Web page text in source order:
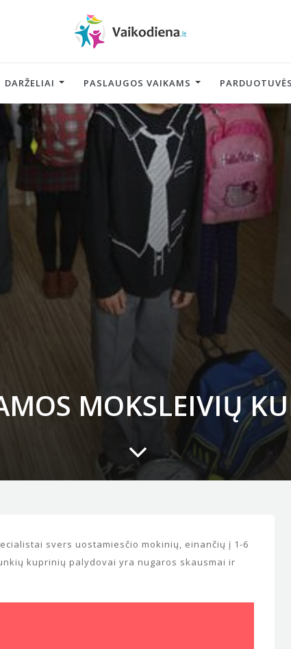
DARŽELIAI PASLAUGOS VAIKAMS
MOKSLEIVIŲ
svers uostamiesčio mokinių, einančių į 1-6
kuprinių palydovai yra nugaros skausmai ir